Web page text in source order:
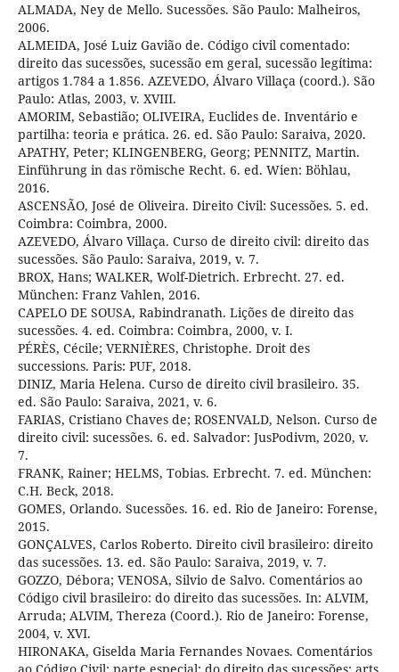
ALMADA, Ney de Mello. Sucessões. São Paulo: Malheiros,
2006.
ALMEIDA, José Luiz Gavião de. Código civil comentado:
direito das sucessões, sucessão em geral, sucessão legítima:
artigos 1.784 a 1.856. AZEVEDO, Álvaro Villaça (coord.). São
Paulo: Atlas, 2003, v. XVIII.
AMORIM, Sebastião; OLIVEIRA, Euclides de. Inventário e
partilha: teoria e prática. 26. ed. São Paulo: Saraiva, 2020.
APATHY, Peter; KLINGENBERG, Georg; PENNITZ, Martin.
Einführung in das römische Recht. 6. ed. Wien: Böhlau,
2016.
ASCENSÃO, José de Oliveira. Direito Civil: Sucessões. 5. ed.
Coimbra: Coimbra, 2000.
AZEVEDO, Álvaro Villaça. Curso de direito civil: direito das
sucessões. São Paulo: Saraiva, 2019, v. 7.
BROX, Hans; WALKER, Wolf-Dietrich. Erbrecht. 27. ed.
München: Franz Vahlen, 2016.
CAPELO DE SOUSA, Rabindranath. Lições de direito das
sucessões. 4. ed. Coimbra: Coimbra, 2000, v. I.
PÉRÈS, Cécile; VERNIÈRES, Christophe. Droit des
successions. Paris: PUF, 2018.
DINIZ, Maria Helena. Curso de direito civil brasileiro. 35.
ed. São Paulo: Saraiva, 2021, v. 6.
FARIAS, Cristiano Chaves de; ROSENVALD, Nelson. Curso de
direito civil: sucessões. 6. ed. Salvador: JusPodivm, 2020, v.
7.
FRANK, Rainer; HELMS, Tobias. Erbrecht. 7. ed. München:
C.H. Beck, 2018.
GOMES, Orlando. Sucessões. 16. ed. Rio de Janeiro: Forense,
2015.
GONÇALVES, Carlos Roberto. Direito civil brasileiro: direito
das sucessões. 13. ed. São Paulo: Saraiva, 2019, v. 7.
GOZZO, Débora; VENOSA, Silvio de Salvo. Comentários ao
Código civil brasileiro: do direito das sucessões. In: ALVIM,
Arruda; ALVIM, Thereza (Coord.). Rio de Janeiro: Forense,
2004, v. XVI.
HIRONAKA, Giselda Maria Fernandes Novaes. Comentários